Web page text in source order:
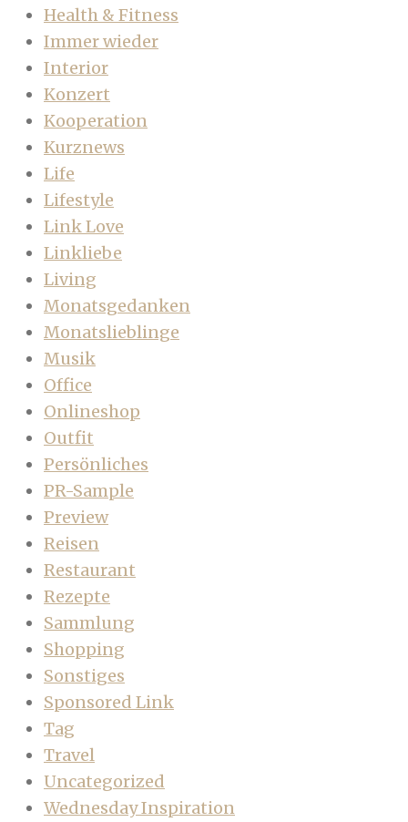
Health & Fitness
Immer wieder
Interior
Konzert
Kooperation
Kurznews
Life
Lifestyle
Link Love
Linkliebe
Living
Monatsgedanken
Monatslieblinge
Musik
Office
Onlineshop
Outfit
Persönliches
PR-Sample
Preview
Reisen
Restaurant
Rezepte
Sammlung
Shopping
Sonstiges
Sponsored Link
Tag
Travel
Uncategorized
Wednesday Inspiration